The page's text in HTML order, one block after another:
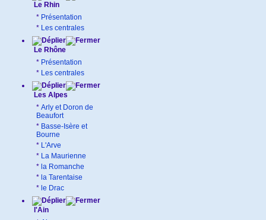
Le Rhin
* Présentation
* Les centrales
Le Rhône
* Présentation
* Les centrales
Les Alpes
* Arly et Doron de
Beaufort
* Basse-Isère et
Bourne
* L'Arve
* La Maurienne
* la Romanche
* la Tarentaise
* le Drac
l'Ain